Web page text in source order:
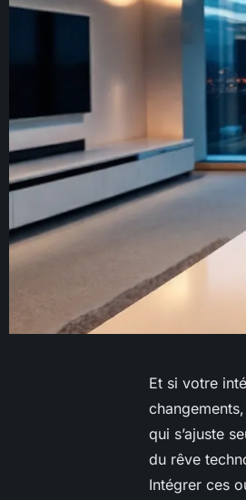
Et si votre
qui s’ajuste
du rêve
Intégrer ces